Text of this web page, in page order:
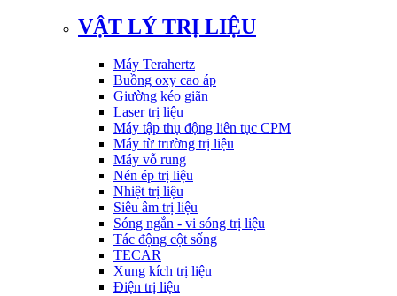
VẬT LÝ TRỊ LIỆU
Máy Terahertz
Buồng oxy cao áp
Giường kéo giãn
Laser trị liệu
Máy tập thụ động liên tục CPM
Máy từ trường trị liệu
Máy vỗ rung
Nén ép trị liệu
Nhiệt trị liệu
Siêu âm trị liệu
Sóng ngắn - vi sóng trị liệu
Tác động cột sống
TECAR
Xung kích trị liệu
Điện trị liệu